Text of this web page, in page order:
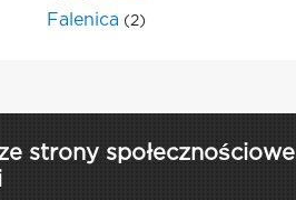
Falenica (2)
strony społecznościowe